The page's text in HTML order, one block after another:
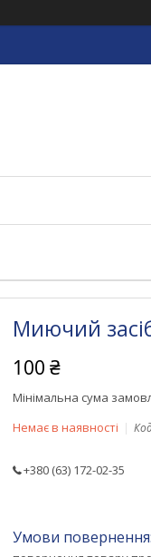
Миючий
100 ₴
Мінімальна сума
Немає в наявності
+380 (63) 172-02-35